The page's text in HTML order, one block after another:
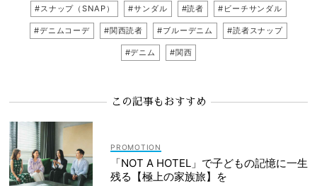
#スナップ（SNAP） #サンダル #読者 #ビーチサンダル
#デニムコーデ #関西読者 #ブルーデニム #読者スナップ
#デニム #関西
この記事もおすすめ
「NOT A HOTEL」で子どもの記憶に一生
残る【極上の家族旅】を